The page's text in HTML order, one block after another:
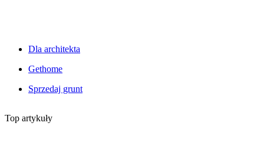
Dla architekta
Gethome
Sprzedaj grunt
Top artykuły